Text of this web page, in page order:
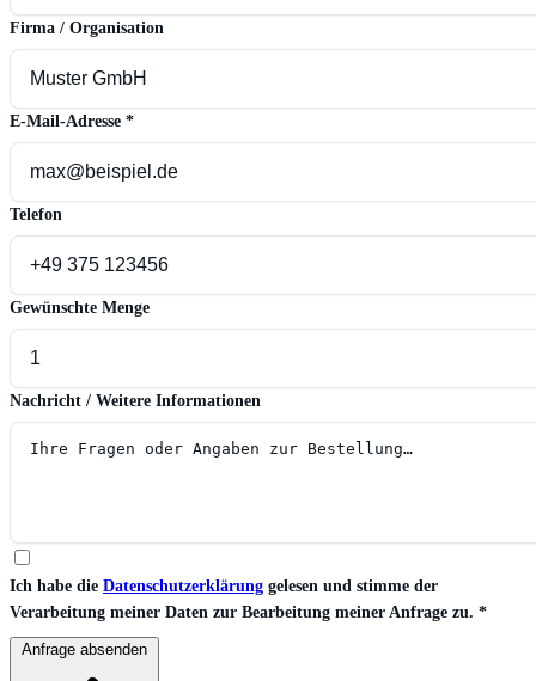
Firma / Organisation
E-Mail-Adresse *
Telefon
Gewünschte Menge
Nachricht / Weitere Informationen
Ich habe die Datenschutzerklärung gelesen und stimme der
Verarbeitung meiner Daten zur Bearbeitung meiner Anfrage zu. *